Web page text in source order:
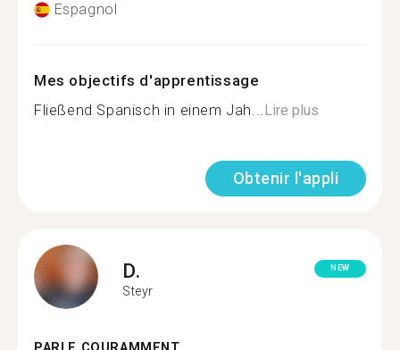
Espagnol
Mes objectifs d'apprentissage
Fließend Spanisch in einem Jah...Lire plus
Obtenir l'appli
D.
Steyr
NEW